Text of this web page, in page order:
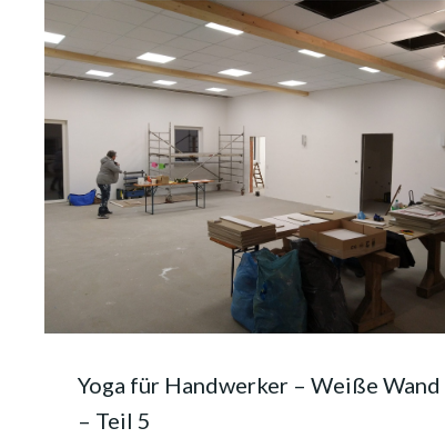
Yoga für Handwerker – Weiße Wand
– Teil 5